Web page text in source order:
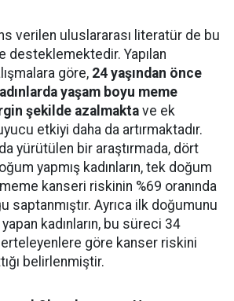
verilen uluslararası literatür de bu
desteklemektedir. Yapılan
göre, 24 yaşından önce
yaşam boyu meme
şekilde azalmakta ve ek
etkiyi daha da artırmaktadır.
yürütülen bir araştırmada, dört
yapmış kadınların, tek doğum
kanseri riskinin %69 oranında
saptanmıştır. Ayrıca ilk doğumunu
kadınların, bu süreci 34
erteleyenlere göre kanser riskini
belirlenmiştir.